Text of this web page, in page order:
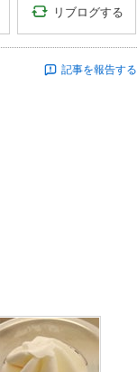
リブログする
記事を報告する